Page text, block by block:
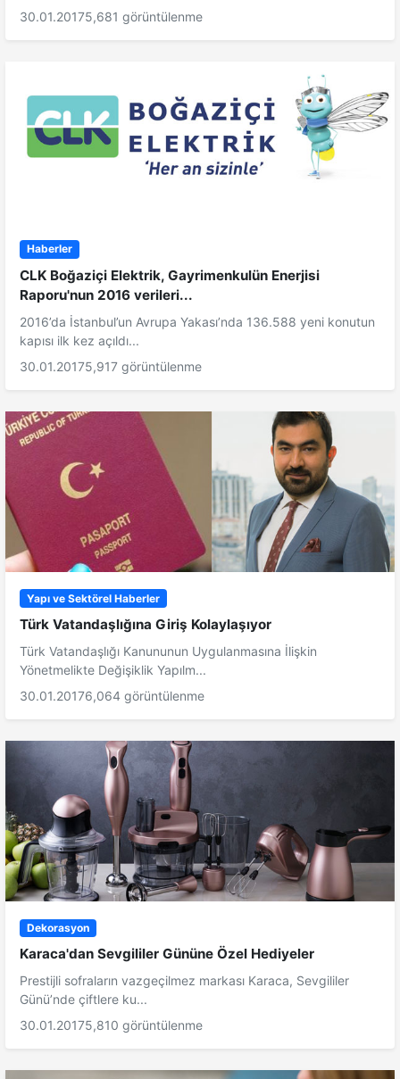
30.01.20175,681 görüntülenme
Haberler
CLK Boğaziçi Elektrik, Gayrimenkulün Enerjisi
Raporu'nun 2016 verileri...
2016’da İstanbul’un Avrupa Yakası’nda 136.588 yeni konutun
kapısı ilk kez açıldı...
30.01.20175,917 görüntülenme
Yapı ve Sektörel Haberler
Türk Vatandaşlığına Giriş Kolaylaşıyor
Türk Vatandaşlığı Kanununun Uygulanmasına İlişkin
Yönetmelikte Değişiklik Yapılm...
30.01.20176,064 görüntülenme
Dekorasyon
Karaca'dan Sevgililer Gününe Özel Hediyeler
Prestijli sofraların vazgeçilmez markası Karaca, Sevgililer
Günü’nde çiftlere ku...
30.01.20175,810 görüntülenme